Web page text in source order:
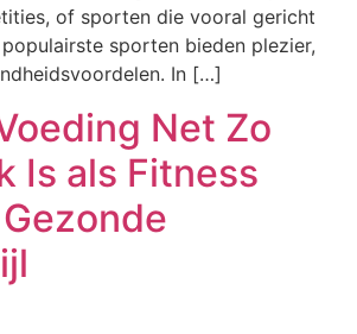
of sporten die vooral gericht
sporten bieden plezier,
In […]
Net Zo
Is als Fitness